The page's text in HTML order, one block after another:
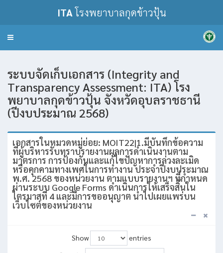
ITAโรงพยาบาลกุดข้าวปุ้น
Toggle
ระบบจัดเก็บเอกสาร (Integrity and
Transparency Assessment: ITA) โรง
พยาบาลกุดข้าวปุ้น จังหวัดอุบลราชธานี
(ปีงบประมาณ 2568)
เอกสารในหมวดหมู่ย่อย: MOIT22|1.มีบันทึกข้อความ
ที่ผู้บริหารรับทราบรายงานผลการดำเนินงานตาม
มาตรการ การป้องกันและแก้ไขปัญหาการล่วงละเมิด
หรือคุกคามทางเพศในการทำงาน ประจำปีงบประมาณ
พ.ศ. 2568 ของหน่วยงาน ตามแบบรายงานฯ ที่กำหนด
ผ่านระบบ Google Forms ดำเนินการให้เสร็จสิ้นใน
ไตรมาสที่ 4 และมีการขออนุญาต นำไปเผยแพร่บน
เว็บไซต์ของหน่วยงาน
Show
entries